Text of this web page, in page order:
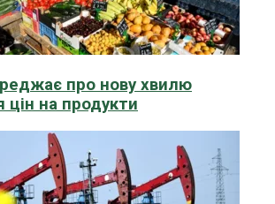
про нову хвилю
цін на продукти